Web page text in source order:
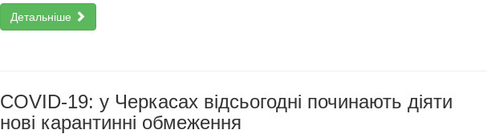
Детальніше
COVID-19: у Черкасах відсьогодні починають діяти
нові карантинні обмеження